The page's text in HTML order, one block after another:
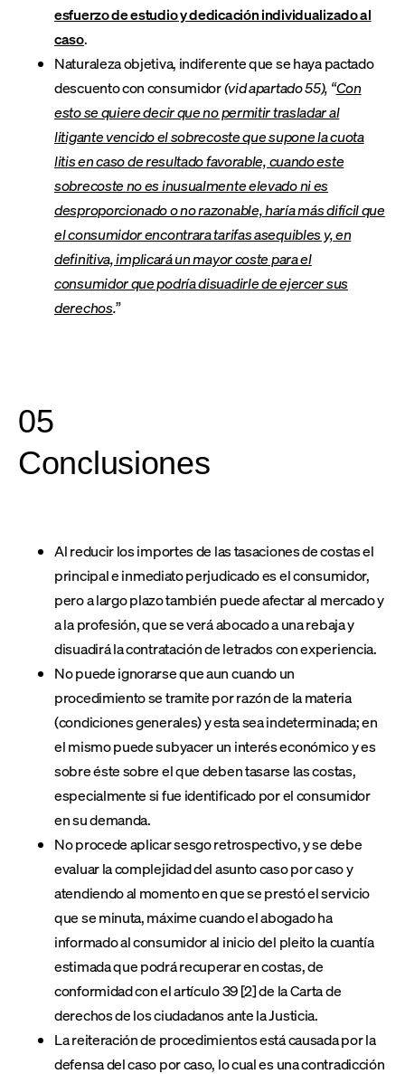
esfuerzo de estudio y dedicación individualizado al
caso.
Naturaleza objetiva, indiferente que se haya pactado
descuento con consumidor(vid apartado 55), “Con
esto se quiere decir que no permitir trasladar al
litigante vencido el sobrecoste que supone la cuota
litis en caso de resultado favorable, cuando este
sobrecoste no es inusualmente elevado ni es
desproporcionado o no razonable, haría más difícil que
el consumidor encontrara tarifas asequibles y, en
definitiva, implicará un mayor coste para el
consumidor que podría disuadirle de ejercer sus
derechos.”
05
Conclusiones
Al reducir los importes de las tasaciones de costas el
principal e inmediato perjudicado es el consumidor,
pero a largo plazo también puede afectar al mercado y
a la profesión, que se verá abocado a una rebaja y
disuadirá la contratación de letrados con experiencia.
No puede ignorarse que aun cuando un
procedimiento se tramite por razón de la materia
(condiciones generales) y esta sea indeterminada; en
el mismo puede subyacer un interés económico y es
sobre éste sobre el que deben tasarse las costas,
especialmente si fue identificado por el consumidor
en su demanda.
No procede aplicar sesgo retrospectivo, y se debe
evaluar la complejidad del asunto caso por caso y
atendiendo al momento en que se prestó el servicio
que se minuta, máxime cuando el abogado ha
informado al consumidor al inicio del pleito la cuantía
estimada que podrá recuperar en costas, de
conformidad con el artículo 39 [2] de la Carta de
derechos de los ciudadanos ante la Justicia.
La reiteración de procedimientos está causada por la
defensa del caso por caso, lo cual es una contradicción